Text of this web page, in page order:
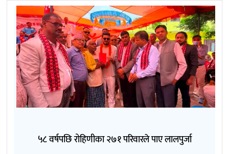
५८ वर्षपछि रोहिणीका २७१ परिवारले पाए लालपुर्जा